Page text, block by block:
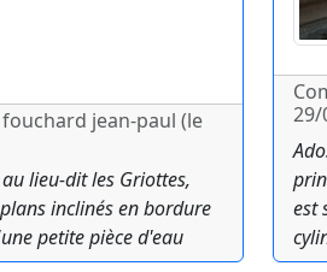
jean-paul (le
lieu-dit les Griottes,
inclinés en bordure
petite pièce d'eau
29/
est